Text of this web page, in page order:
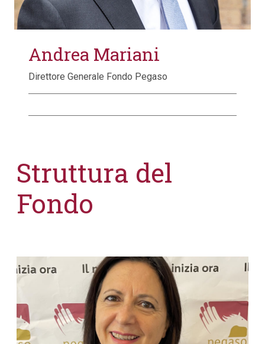
Andrea Mariani
Direttore Generale Fondo Pegaso
Struttura del
Fondo